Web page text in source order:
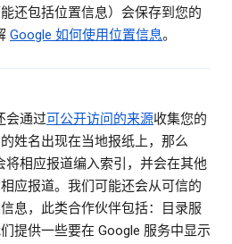
还包括位置信息）会保存到您的
Google 如何使用位置信息。
会通过可公开访问的来源收集您的
姓名出现在当地报纸上，那么
将相应报道编入索引，并会在其他
应报道。我们可能还会从可信的
息，此类合作伙伴包括：目录服
提供一些要在 Google 服务中显示